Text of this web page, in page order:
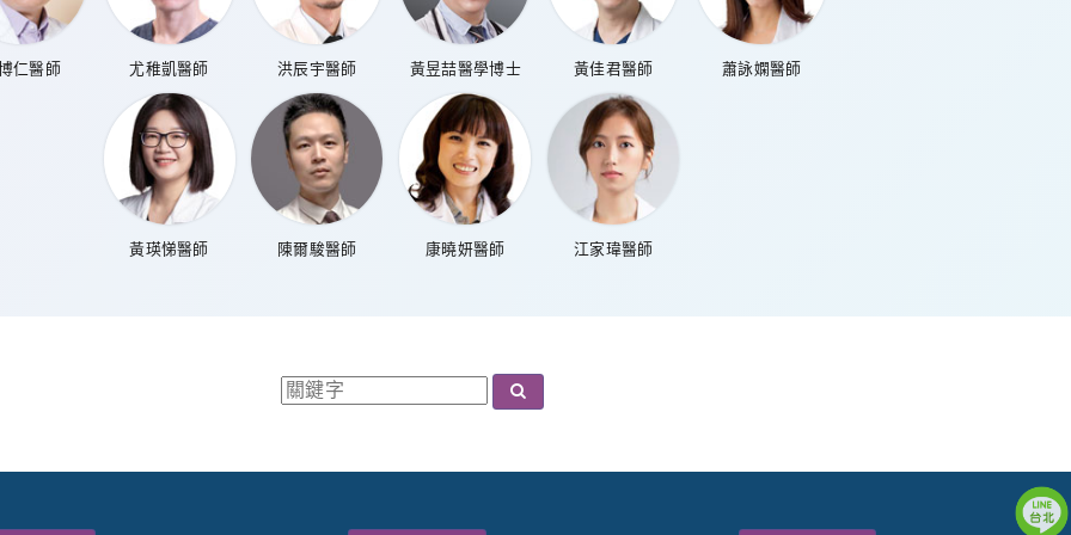
仁醫師 尤稚凱醫師 洪辰宇醫師 黃昱喆醫學博士 黃佳君醫師 蕭詠嫻醫師
黃瑛悌醫師 陳爾駿醫師 康曉妍醫師 江家瑋醫師